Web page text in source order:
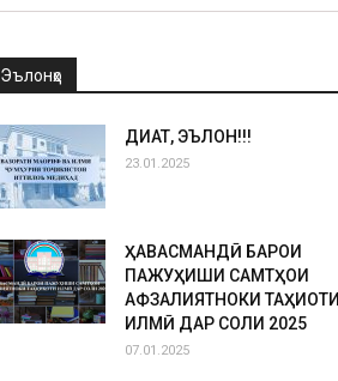
Эълонҳо
ДИҚҚАТ, ЭЪЛОН!!!
23.01.2025
ҲАВАСМАНДӢ БАРОИ
ПАЖУҲИШИ САМТҲОИ
АФЗАЛИЯТНОКИ ТАҲҚИҚОТИ
ИЛМӢ ДАР СОЛИ 2025
07.01.2025